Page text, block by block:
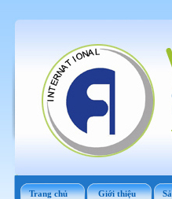
Trang chủ Giới thiệu